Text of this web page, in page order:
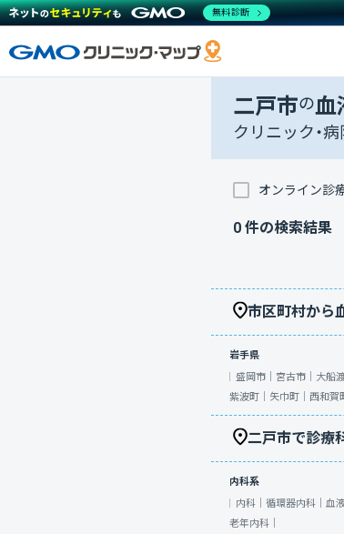
二戸市の血
クリニック・
オンライン診
0 件の検索結果
市区町村から
岩手県
盛岡市｜ 宮古市｜ 大船
紫波町｜ 矢巾町｜ 西和賀
二戸市で診療
内科系
内科｜ 循環器内科｜ 血
老年内科｜
無料診断